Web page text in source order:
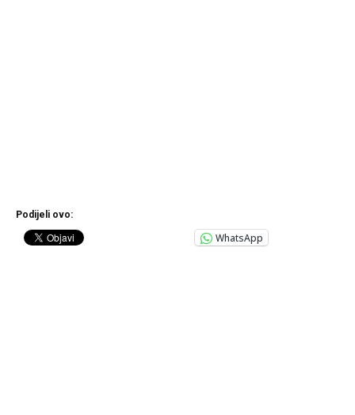
Podijeli ovo:
WhatsApp